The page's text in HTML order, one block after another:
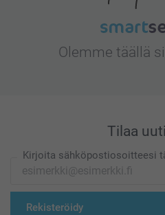
Olemme täällä
Tilaa
Kirjoita sähköpostiosoitteesi
Rekisteröidy